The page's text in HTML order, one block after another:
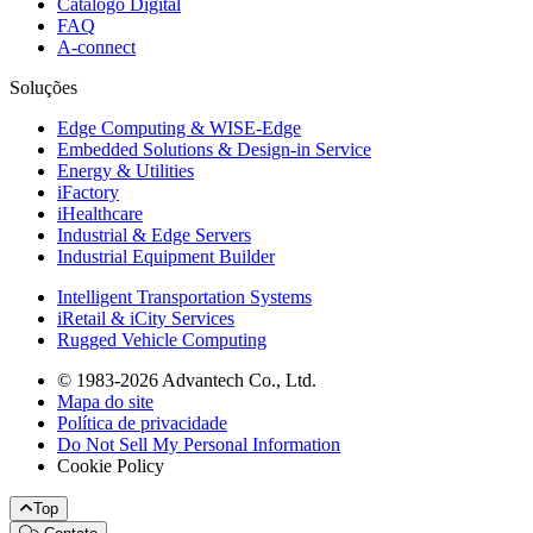
Catálogo Digital
FAQ
A-connect
Soluções
Edge Computing & WISE-Edge
Embedded Solutions & Design-in Service
Energy & Utilities
iFactory
iHealthcare
Industrial & Edge Servers
Industrial Equipment Builder
Intelligent Transportation Systems
iRetail & iCity Services
Rugged Vehicle Computing
© 1983-2026 Advantech Co., Ltd.
Mapa do site
Política de privacidade
Do Not Sell My Personal Information
Cookie Policy
Top